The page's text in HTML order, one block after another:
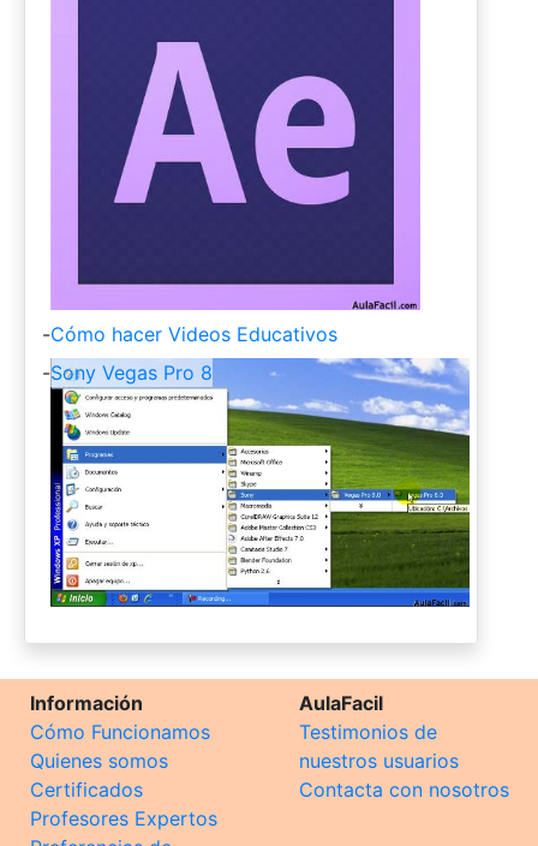
-Cómo hacer Videos Educativos
-Sony Vegas Pro 8
Información
Cómo Funcionamos
Quienes somos
Certificados
Profesores Expertos
AulaFacil
Testimonios de
nuestros usuarios
Contacta con nosotros